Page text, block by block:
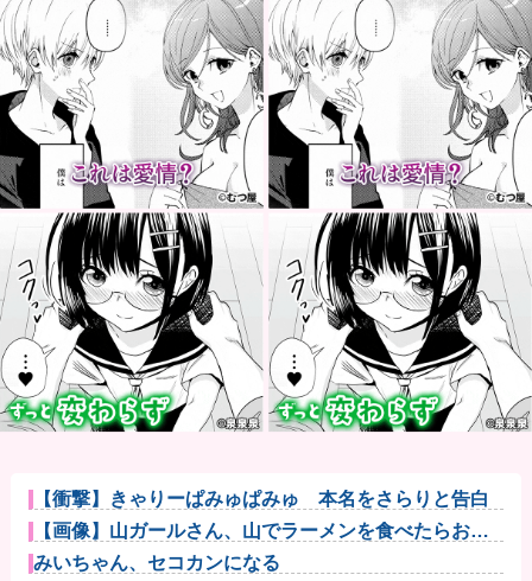
【衝撃】きゃりーぱみゅぱみゅ 本名をさらりと告白
【画像】山ガールさん、山でラーメンを食べたらおじ
さんに怒られ...
みいちゃん、セコカンになる